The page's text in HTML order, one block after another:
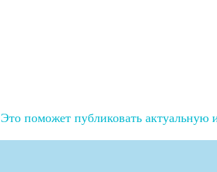
поможет публиковать